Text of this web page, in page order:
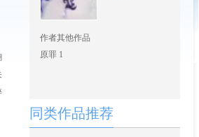
作者其他作品
原罪 1
同类作品推荐